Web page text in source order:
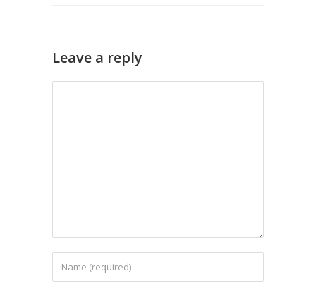
Leave a reply